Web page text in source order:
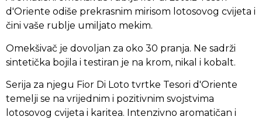
d'Oriente odiše prekrasnim mirisom lotosovog cvijeta i
čini vaše rublje umiljato mekim.
Omekšivač je dovoljan za oko 30 pranja. Ne sadrži
sintetička bojila i testiran je na krom, nikal i kobalt.
Serija za njegu Fior Di Loto tvrtke Tesori d'Oriente
temelji se na vrijednim i pozitivnim svojstvima
lotosovog cvijeta i karitea. Intenzivno aromatičan i